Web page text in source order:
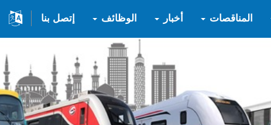
المناقصات أخبار الوظائف إتصل بنا